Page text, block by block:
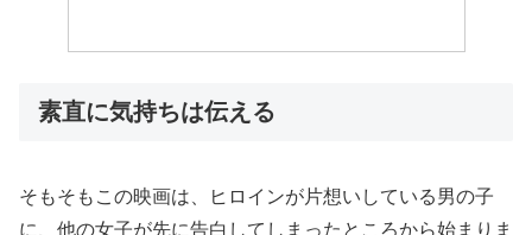
素直に気持ちは伝える
そもそもこの映画は、ヒロインが片想いしている男の子
に、他の女子が先に告白してしまったところから始まりま